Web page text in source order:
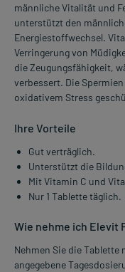
männliche Vitalität und
unterstützt den
Energiestoffwechsel.
Verringerung von
die Zeugungsfähigkeit,
verbessert. Die
oxidativem Stress
Ihre Vorteile
Gut verträglich.
Unterstützt die
Mit Vitamin C und
Nur 1 Tablette täglich.
Wie nehme ich Elevit
Nehmen Sie die Tablette
angegebene